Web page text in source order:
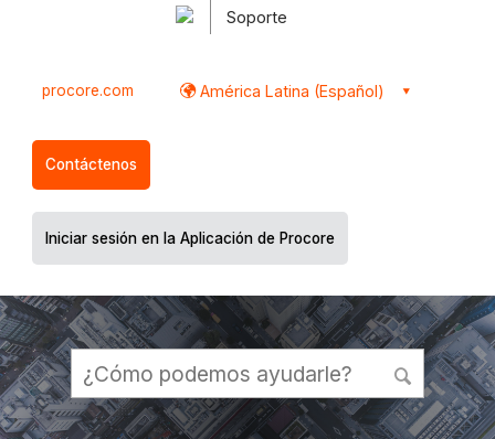
Soporte
procore.com América Latina (Español)
Contáctenos
Iniciar sesión en la Aplicación de Procore